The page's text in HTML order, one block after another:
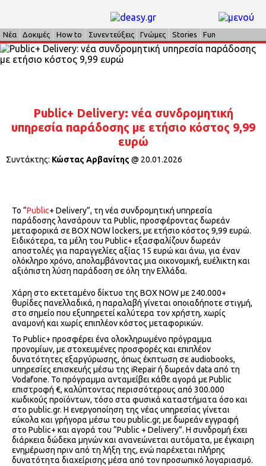
Νέα Δοκιμές How to Συνεντεύξεις Γνώμες Stories Fun
Public+ Delivery: νέα συνδρομητική
υπηρεσία παράδοσης με ετήσιο κόστος 9,99
ευρώ
Συντάκτης: Κώστας Αρβανίτης @ 20.01.2026
To “Public+ Delivery”, τη νέα συνδρομητική υπηρεσία
παράδοσης λανσάρουν τα Public, προσφέροντας δωρεάν
μεταφορικά σε BOX NOW lockers, με ετήσιο κόστος 9,99 ευρώ.
Ειδικότερα, τα μέλη του Public+ εξασφαλίζουν δωρεάν
αποστολές για παραγγελίες αξίας 15 ευρώ και άνω, για έναν
ολόκληρο χρόνο, απολαμβάνοντας μια οικονομική, ευέλικτη και
αξιόπιστη λύση παράδοση σε όλη την Ελλάδα.
Χάρη στο εκτεταμένο δίκτυο της BOX NOW με 240.000+
θυρίδες πανελλαδικά, η παραλαβή γίνεται οποιαδήποτε στιγμή,
στο σημείο που εξυπηρετεί καλύτερα τον χρήστη, χωρίς
αναμονή και χωρίς επιπλέον κόστος μεταφορικών.
Το Public+ προσφέρει ένα ολοκληρωμένο πρόγραμμα
προνομίων, με στοχευμένες προσφορές και επιπλέον
δυνατότητες εξαργύρωσης, όπως έκπτωση σε audiobooks,
υπηρεσίες επισκευής μέσω της iRepair ή δωρεάν data από τη
Vodafone. Το πρόγραμμα ανταμείβει κάθε αγορά με Public
επιστροφή €, καλύπτοντας περισσότερους από 300.000
κωδικούς προϊόντων, τόσο στα φυσικά καταστήματα όσο και
στο public.gr. Η ενεργοποίηση της νέας υπηρεσίας γίνεται
εύκολα και γρήγορα μέσω του public.gr, με δωρεάν εγγραφή
στο Public+ και αγορά του “Public + Delivery”. Η συνδρομή έχει
διάρκεια δώδεκα μηνών και ανανεώνεται αυτόματα, με έγκαιρη
ενημέρωση πριν από τη λήξη της, ενώ παρέχεται πλήρης
δυνατότητα διαχείρισης μέσα από τον προσωπικό λογαριασμό.